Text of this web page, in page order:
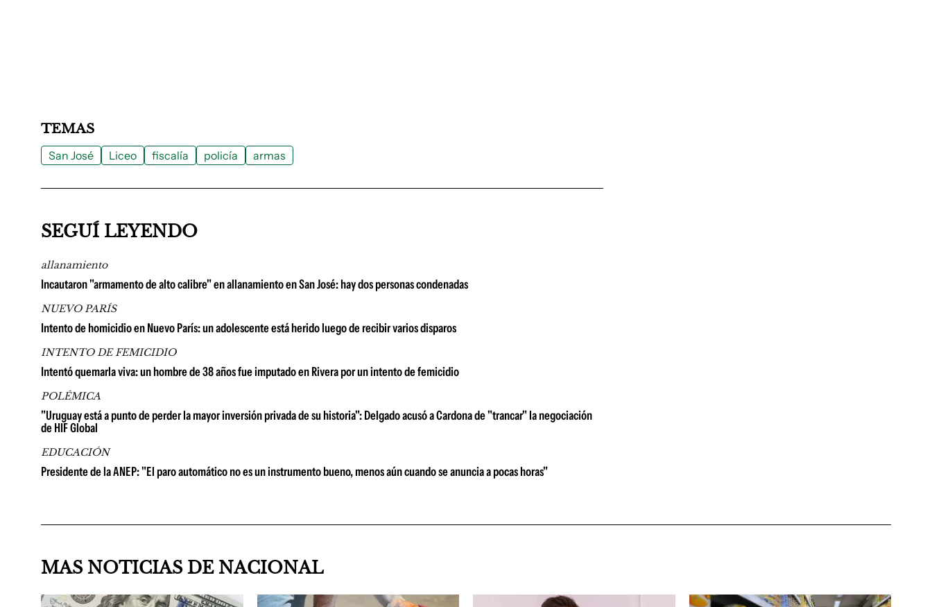
TEMAS
San José Liceo fiscalía policía armas
SEGUÍ LEYENDO
allanamiento
Incautaron "armamento de alto calibre" en allanamiento en San José: hay dos personas condenadas
NUEVO PARÍS
Intento de homicidio en Nuevo París: un adolescente está herido luego de recibir varios disparos
INTENTO DE FEMICIDIO
Intentó quemarla viva: un hombre de 38 años fue imputado en Rivera por un intento de femicidio
POLÉMICA
"Uruguay está a punto de perder la mayor inversión privada de su historia": Delgado acusó a Cardona de "trancar" la negociación
de HIF Global
EDUCACIÓN
Presidente de la ANEP: "El paro automático no es un instrumento bueno, menos aún cuando se anuncia a pocas horas"
MAS NOTICIAS DE NACIONAL